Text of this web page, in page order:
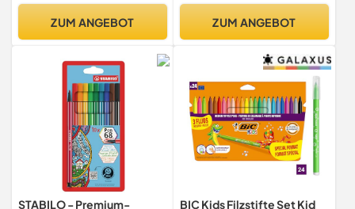
ZUM ANGEBOT ZUM ANGEBOT
STABILO - Premium-
BIC Kids Filzstifte Set Kid